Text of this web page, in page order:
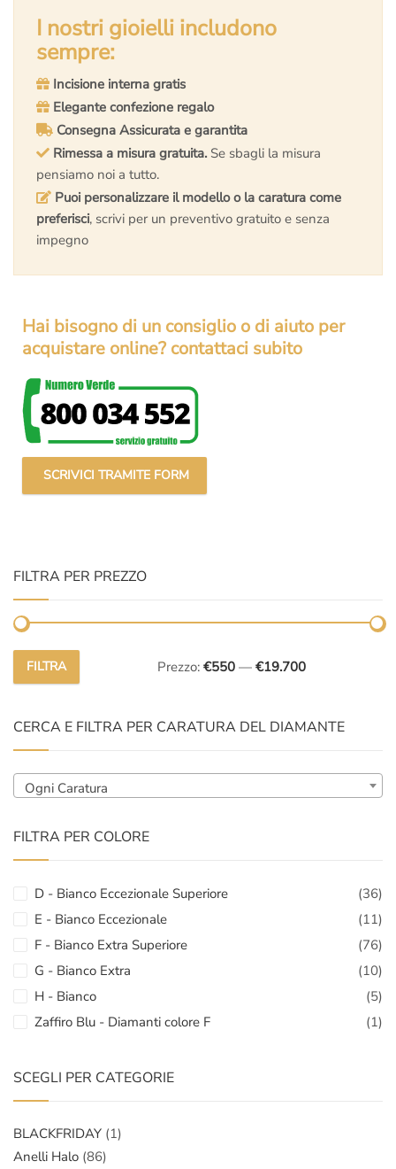
I nostri gioielli includono
sempre:
Incisione interna gratis
Elegante confezione regalo
Consegna Assicurata e garantita
Rimessa a misura gratuita. Se sbagli la misura
pensiamo noi a tutto.
Puoi personalizzare il modello o la caratura come
preferisci, scrivi per un preventivo gratuito e senza
impegno
Hai bisogno di un consiglio o di aiuto per
acquistare online? contattaci subito
SCRIVICI TRAMITE FORM
FILTRA PER PREZZO
Prezzo
Prezzo
FILTRA Prezzo: €550— €19.700
CERCA E FILTRA PER CARATURA DEL DIAMANTE
Ogni Caratura
FILTRA PER COLORE
D - Bianco Eccezionale Superiore
(36)
E - Bianco Eccezionale
(11)
F - Bianco Extra Superiore
(76)
G - Bianco Extra
(10)
H - Bianco
(5)
Zaffiro Blu - Diamanti colore F
(1)
SCEGLI PER CATEGORIE
BLACKFRIDAY (1)
Anelli Halo (86)